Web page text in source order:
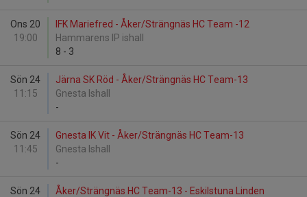
Ons 20
19:00
IFK Mariefred - Åker/Strängnäs HC Team -12
Hammarens IP ishall
8 - 3
Sön 24
11:15
Järna SK Röd - Åker/Strängnäs HC Team-13
Gnesta Ishall
-
Sön 24
11:45
Gnesta IK Vit - Åker/Strängnäs HC Team-13
Gnesta Ishall
-
Sön 24
Åker/Strängnäs HC Team-13 - Eskilstuna Linden